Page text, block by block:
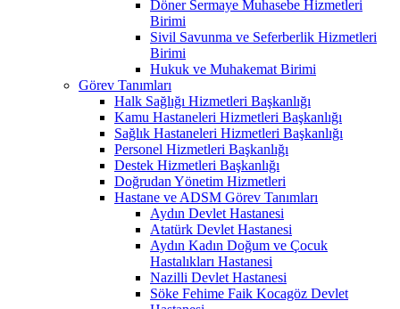
Döner Sermaye Muhasebe Hizmetleri
Birimi
Sivil Savunma ve Seferberlik Hizmetleri
Birimi
Hukuk ve Muhakemat Birimi
Görev Tanımları
Halk Sağlığı Hizmetleri Başkanlığı
Kamu Hastaneleri Hizmetleri Başkanlığı
Sağlık Hastaneleri Hizmetleri Başkanlığı
Personel Hizmetleri Başkanlığı
Destek Hizmetleri Başkanlığı
Doğrudan Yönetim Hizmetleri
Hastane ve ADSM Görev Tanımları
Aydın Devlet Hastanesi
Atatürk Devlet Hastanesi
Aydın Kadın Doğum ve Çocuk
Hastalıkları Hastanesi
Nazilli Devlet Hastanesi
Söke Fehime Faik Kocagöz Devlet